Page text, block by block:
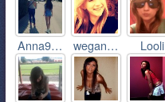
Anna9… wegan… Looli